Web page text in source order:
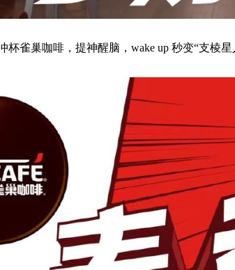
杯雀巢咖啡，提神醒脑，wake up 秒变“支棱